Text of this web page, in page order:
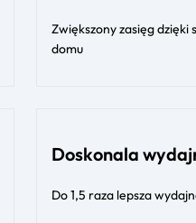
Zwiększony zasięg
domu
Doskonala
Do 1,5 raza lepsza